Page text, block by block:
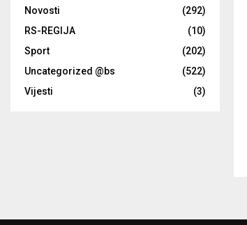
Novosti
(292)
RS-REGIJA
(10)
Sport
(202)
Uncategorized @bs
(522)
Vijesti
(3)